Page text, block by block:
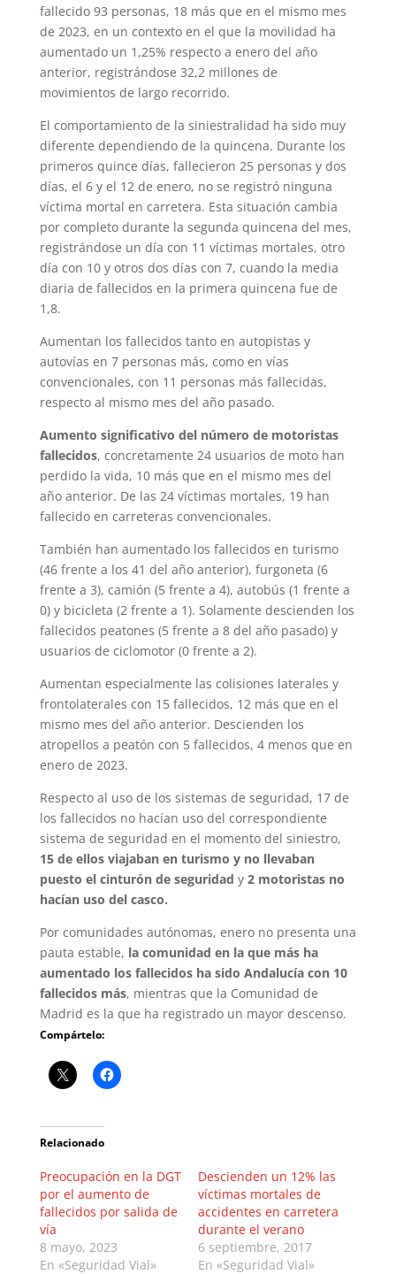
fallecido 93 personas, 18 más que en el mismo mes
de 2023, en un contexto en el que la movilidad ha
aumentado un 1,25% respecto a enero del año
anterior, registrándose 32,2 millones de
movimientos de largo recorrido.
El comportamiento de la siniestralidad ha sido muy
diferente dependiendo de la quincena. Durante los
primeros quince días, fallecieron 25 personas y dos
días, el 6 y el 12 de enero, no se registró ninguna
víctima mortal en carretera. Esta situación cambia
por completo durante la segunda quincena del mes,
registrándose un día con 11 víctimas mortales, otro
día con 10 y otros dos días con 7, cuando la media
diaria de fallecidos en la primera quincena fue de
1,8.
Aumentan los fallecidos tanto en autopistas y
autovías en 7 personas más, como en vías
convencionales, con 11 personas más fallecidas,
respecto al mismo mes del año pasado.
Aumento significativo del número de motoristas
fallecidos, concretamente 24 usuarios de moto han
perdido la vida, 10 más que en el mismo mes del
año anterior. De las 24 víctimas mortales, 19 han
fallecido en carreteras convencionales.
También han aumentado los fallecidos en turismo
(46 frente a los 41 del año anterior), furgoneta (6
frente a 3), camión (5 frente a 4), autobús (1 frente a
0) y bicicleta (2 frente a 1). Solamente descienden los
fallecidos peatones (5 frente a 8 del año pasado) y
usuarios de ciclomotor (0 frente a 2).
Aumentan especialmente las colisiones laterales y
frontolaterales con 15 fallecidos, 12 más que en el
mismo mes del año anterior. Descienden los
atropellos a peatón con 5 fallecidos, 4 menos que en
enero de 2023.
Respecto al uso de los sistemas de seguridad, 17 de
los fallecidos no hacían uso del correspondiente
sistema de seguridad en el momento del siniestro,
15 de ellos viajaban en turismo y no llevaban
puesto el cinturón de seguridad y 2 motoristas no
hacían uso del casco.
Por comunidades autónomas, enero no presenta una
pauta estable, la comunidad en la que más ha
aumentado los fallecidos ha sido Andalucía con 10
fallecidos más, mientras que la Comunidad de
Madrid es la que ha registrado un mayor descenso.
Compártelo:
Relacionado
Preocupación en la DGT
por el aumento de
fallecidos por salida de
vía
8 mayo, 2023
En «Seguridad Vial»
Descienden un 12% las
víctimas mortales de
accidentes en carretera
durante el verano
6 septiembre, 2017
En «Seguridad Vial»